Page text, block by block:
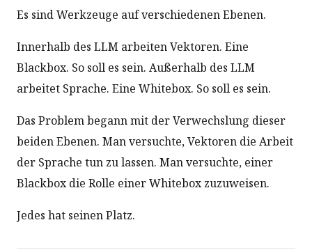
Es sind Werkzeuge auf verschiedenen Ebenen.
Innerhalb des LLM arbeiten Vektoren. Eine
Blackbox. So soll es sein. Außerhalb des LLM
arbeitet Sprache. Eine Whitebox. So soll es sein.
Das Problem begann mit der Verwechslung dieser
beiden Ebenen. Man versuchte, Vektoren die Arbeit
der Sprache tun zu lassen. Man versuchte, einer
Blackbox die Rolle einer Whitebox zuzuweisen.
Jedes hat seinen Platz.